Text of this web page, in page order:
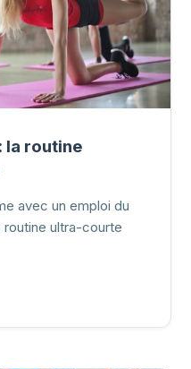
la routine
avec un emploi du
ultra-courte